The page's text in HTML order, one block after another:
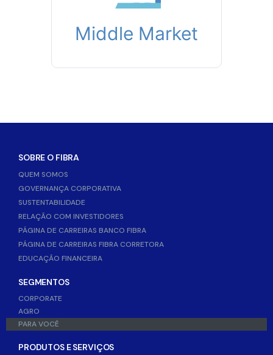
Middle Market
SOBRE O FIBRA
QUEM SOMOS
GOVERNANÇA CORPORATIVA
SUSTENTABILIDADE
RELAÇÃO COM INVESTIDORES
PÁGINA DE CARREIRAS BANCO FIBRA
PÁGINA DE CARREIRAS FIBRA CORRETORA
EDUCAÇÃO FINANCEIRA
SEGMENTOS
CORPORATE
AGRO
PARA VOCÊ
PRODUTOS E SERVIÇOS